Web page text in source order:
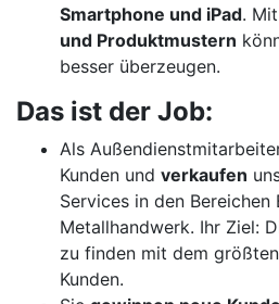
Smartphone und iPad.
und Produktmustern
besser überzeugen.
Das ist der Job:
Als
Kunden und verkaufen
Services in den Bereichen
Metallhandwerk. Ihr Ziel:
zu finden mit dem
Kunden.